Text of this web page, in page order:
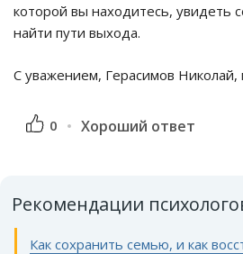
которой вы находитесь, увидеть
найти пути выхода.
С уважением, Герасимов Николай,
0 Хороший ответ
Рекомендации
Как сохранить семью, и как